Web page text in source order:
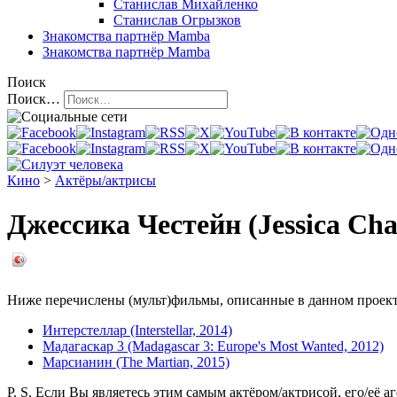
Станислав Михайленко
Станислав Огрызков
Знакомства партнёр Mamba
Знакомства партнёр Mamba
Поиск
Поиск…
Кино > Актёры/актрисы
Джессика Честейн (Jessica
Ниже перечислены (мульт)фильмы, описанные в данном
Интерстеллар (Interstellar, 2014)
Мадагаскар 3 (Madagascar 3: Europe's Most Wanted, 2012)
Марсианин (The Martian, 2015)
P. S. Если Вы являетесь этим самым актёром/актрисой, его/её